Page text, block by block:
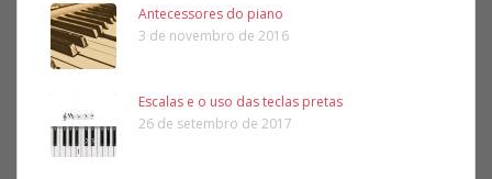
Antecessores do piano
3 de novembro de 2016
Escalas e o uso das teclas pretas
26 de setembro de 2017